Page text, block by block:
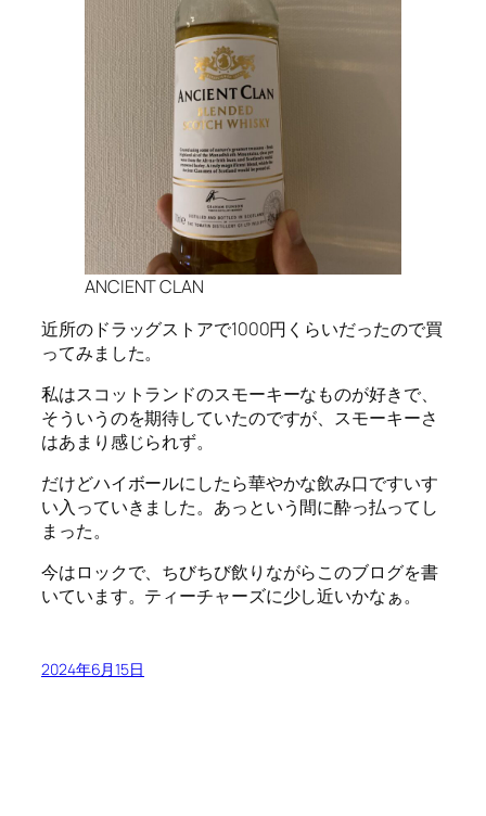
ANCIENT CLAN
近所のドラッグストアで1000円くらいだったので買
ってみました。
私はスコットランドのスモーキーなものが好きで、
そういうのを期待していたのですが、スモーキーさ
はあまり感じられず。
だけどハイボールにしたら華やかな飲み口ですいす
い入っていきました。あっという間に酔っ払ってし
まった。
今はロックで、ちびちび飲りながらこのブログを書
いています。ティーチャーズに少し近いかなぁ。
2024年6月15日